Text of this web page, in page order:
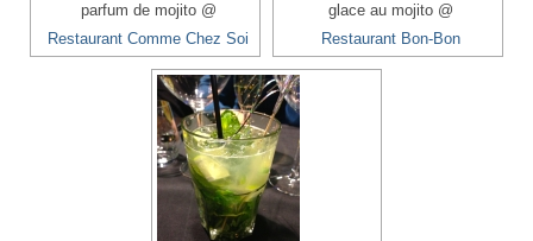
parfum de mojito @
Restaurant Comme Chez Soi
glace au mojito @
Restaurant Bon-Bon